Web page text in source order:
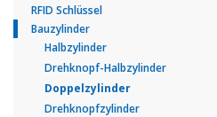
RFID Schlüssel
Bauzylinder
Halbzylinder
Drehknopf-Halbzylinder
Doppelzylinder
Drehknopfzylinder